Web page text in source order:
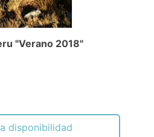
"Verano 2018"
disponibilidad